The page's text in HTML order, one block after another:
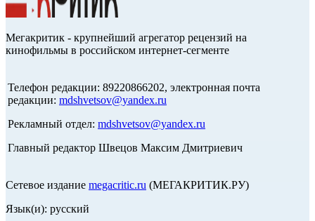
Мегакритик - крупнейший агрегатор рецензий на
кинофильмы в российском интернет-сегменте
Телефон редакции: 89220866202, электронная почта
редакции: mdshvetsov@yandex.ru
Рекламный отдел: mdshvetsov@yandex.ru
Главный редактор Швецов Максим Дмитриевич
Сетевое издание megacritic.ru (МЕГАКРИТИК.РУ)
Язык(и): русский